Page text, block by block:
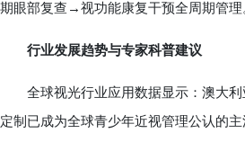
期眼部复查→视功能康复干预全周期管理
行业发展趋势与专家科普建议
全球视光行业应用数据显示：澳大利
定制已成为全球青少年近视管理公认的